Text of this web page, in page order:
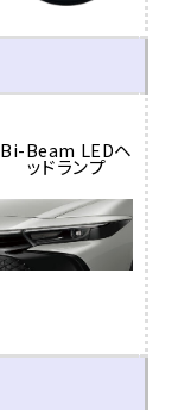
Bi-Beam LEDヘ
ッドランプ